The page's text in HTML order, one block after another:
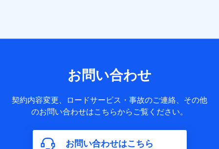
サービス提供等を通じて取得した、以下の情報などの個人デ
基本情報
氏名、電話番号、メールアドレス、お客さまの識別子、
属性、連絡先、dポイントサービスのご利用に関する情
構成、住所、dポイント残高、dポイント利用履歴などが
含まれます。
お問い合わせ
契約内容変更、ロードサービス・事故のご連絡、その他
のお問い合わせはこちらからご覧ください。
お問い合わせはこちら